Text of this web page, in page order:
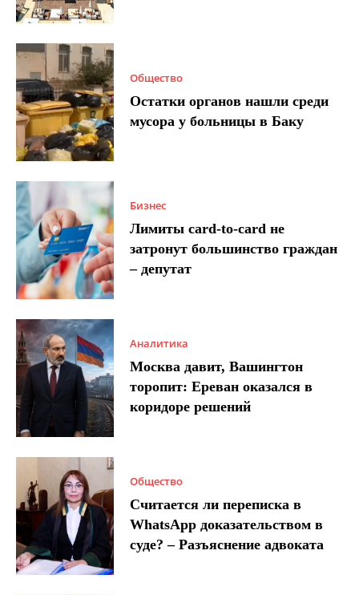
Общество
Остатки органов нашли среди
мусора у больницы в Баку
Бизнес
Лимиты card-to-card не
затронут большинство граждан
– депутат
Аналитика
Москва давит, Вашингтон
торопит: Ереван оказался в
коридоре решений
Общество
Считается ли переписка в
WhatsApp доказательством в
суде? – Разъяснение адвоката